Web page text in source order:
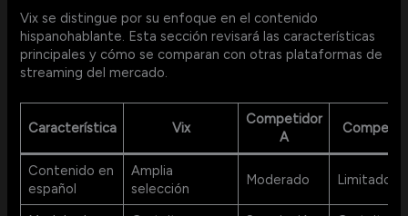
Vix se distingue por su enfoque en el contenido
hispanohablante. Esta sección revisará las características
principales y cómo se comparan con otras plataformas de
streaming del mercado.
Característica Vix
Competidor
A
Contenido en
español
Amplia
selección
Moderado Limitado